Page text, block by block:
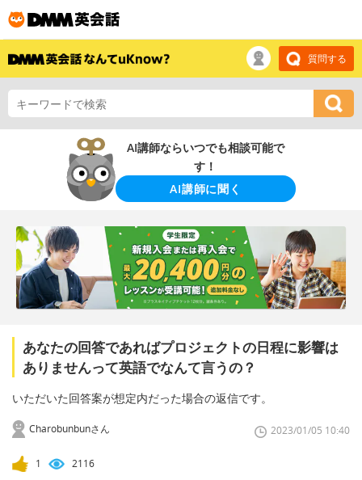
質問する
AI講師ならいつでも相談可能で
す！
AI講師に聞く
あなたの回答であればプロジェクトの日程に影響は
ありませんって英語でなんて言うの？
いただいた回答案が想定内だった場合の返信です。
Charobunbunさん 2023/01/05 10:40
1 2116